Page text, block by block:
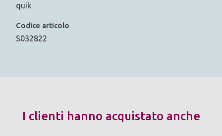
quik
Codice articolo
S032822
I clienti hanno acquistato anche